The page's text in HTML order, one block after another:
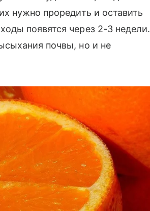
нужно проредить и оставить
появятся через 2-3 недели.
почвы, но и не